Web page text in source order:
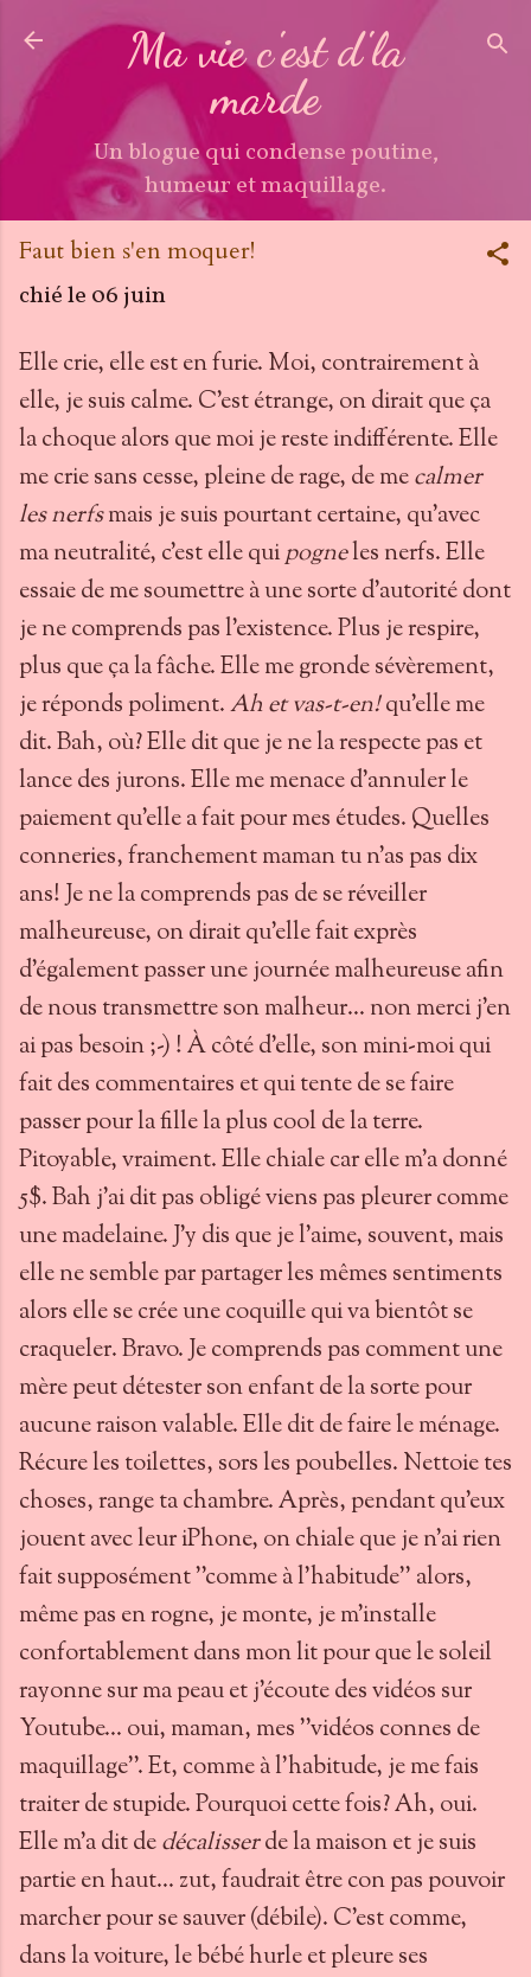
Accéder au contenu principal
Ma vie c'est d'la
marde
Un blogue qui condense poutine,
humeur et maquillage.
Faut bien s'en moquer!
chié le 06 juin
Elle crie, elle est en furie. Moi, contrairement à
elle, je suis calme. C'est étrange, on dirait que ça
la choque alors que moi je reste indifférente. Elle
me crie sans cesse, pleine de rage, de mecalmer
les nerfsmais je suis pourtant certaine, qu'avec
ma neutralité, c'est elle quipogneles nerfs. Elle
essaie de me soumettre à une sorte d'autorité dont
je ne comprends pas l'existence. Plus je respire,
plus que ça la fâche. Elle me gronde sévèrement,
je réponds poliment.Ah et vas-t-en!qu'elle me
dit. Bah, où? Elle dit que je ne la respecte pas et
lance des jurons. Elle me menace d'annuler le
paiement qu'elle a fait pour mes études. Quelles
conneries, franchement maman tu n'as pas dix
ans! Je ne la comprends pas de se réveiller
malheureuse, on dirait qu'elle fait exprès
d'également passer une journée malheureuse afin
de nous transmettre son malheur... non merci j'en
ai pas besoin ;-) ! À côté d'elle, son mini-moi qui
fait des commentaires et qui tente de se faire
passer pour la fille la plus cool de la terre.
Pitoyable, vraiment. Elle chiale car elle m'a donné
5$. Bah j'ai dit pas obligé viens pas pleurer comme
une madelaine. J'y dis que je l'aime, souvent, mais
elle ne semble par partager les mêmes sentiments
alors elle se crée une coquille qui va bientôt se
craqueler. Bravo. Je comprends pas comment une
mère peut détester son enfant de la sorte pour
aucune raison valable. Elle dit de faire le ménage.
Récure les toilettes, sors les poubelles. Nettoie tes
choses, range ta chambre. Après, pendant qu'eux
jouent avec leur iPhone, on chiale que je n'ai rien
fait supposément ''comme à l'habitude'' alors,
même pas en rogne, je monte, je m'installe
confortablement dans mon lit pour que le soleil
rayonne sur ma peau et j'écoute des vidéos sur
Youtube... oui, maman, mes ''vidéos connes de
maquillage''. Et, comme à l'habitude, je me fais
traiter de stupide. Pourquoi cette fois? Ah, oui.
Elle m'a dit dedécalisserde la maison et je suis
partie en haut... zut, faudrait être con pas pouvoir
marcher pour se sauver (débile). C'est comme,
dans la voiture, le bébé hurle et pleure ses